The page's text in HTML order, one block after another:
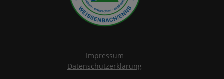
Impressum
Datenschutzerklärung